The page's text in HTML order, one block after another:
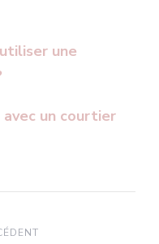
une
avec un courtier